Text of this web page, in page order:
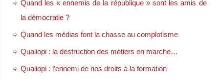
Quand les « ennemis de la république » sont les amis de
la démocratie ?
Quand les médias font la chasse au complotisme
Qualiopi : la destruction des métiers en marche…
Qualiopi : l’ennemi de nos droits à la formation